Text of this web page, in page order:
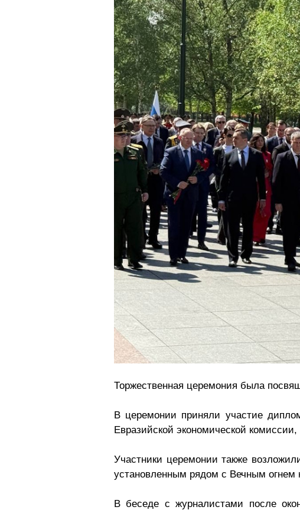
Торжественная церемония была
В церемонии приняли участие
Евразийской экономической
Участники церемонии также
установленным рядом с Вечным огнем
В беседе с журналистами после